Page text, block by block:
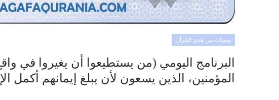
يوميات من هدي القرآن
البرنامج اليومي (من يستطيعوا أن يغيروا في
المؤمنين، الذين يسعون لأن يبلغ إيمانهم أكمل